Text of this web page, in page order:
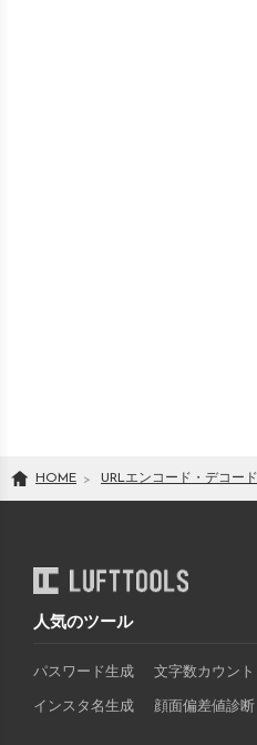
HOME URLエンコード・デコード
人気のツール
パスワード生成 文字数カウント
インスタ名生成 顔面偏差値診断